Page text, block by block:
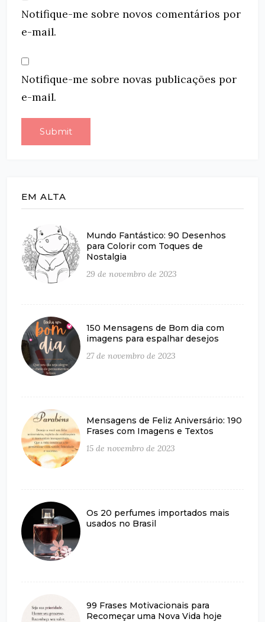
Notifique-me sobre novos comentários por
e-mail.
Notifique-me sobre novas publicações por
e-mail.
EM ALTA
Mundo Fantástico: 90 Desenhos
para Colorir com Toques de
Nostalgia
29 de novembro de 2023
150 Mensagens de Bom dia com
imagens para espalhar desejos
27 de novembro de 2023
Mensagens de Feliz Aniversário: 190
Frases com Imagens e Textos
15 de novembro de 2023
Os 20 perfumes importados mais
usados no Brasil
99 Frases Motivacionais para
Recomeçar uma Nova Vida hoje